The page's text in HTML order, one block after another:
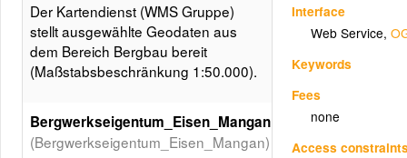
Interface
Web Service,
Keywords
Fees
none
Access
Der Kartendienst (WMS Gruppe)
stellt ausgewählte Geodaten aus
dem Bereich Bergbau bereit
(Maßstabsbeschränkung 1:50.000).
Bergwerkseigentum_Eisen_Mangan
(Bergwerkseigentum_Eisen_Mangan)